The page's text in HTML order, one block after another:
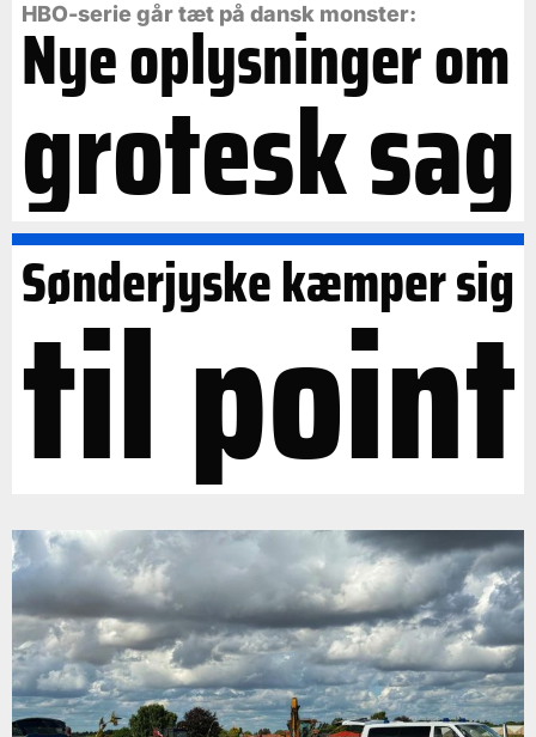
HBO-serie går tæt på dansk monster:
Nye oplysninger om
grotesk sag
Sønderjyske kæmper sig
til point